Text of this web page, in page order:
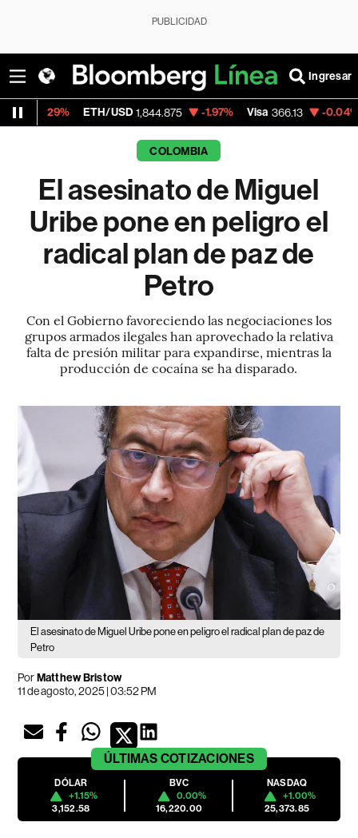
PUBLICIDAD
Ingresar
ETH/USD 1,844.875 -1.97% Visa 366.13 -0.04%
COLOMBIA
El asesinato de Miguel
Uribe pone en peligro el
radical plan de paz de
Petro
Con el Gobierno favoreciendo las negociaciones los
grupos armados ilegales han aprovechado la relativa
falta de presión militar para expandirse, mientras la
producción de cocaína se ha disparado.
El asesinato de Miguel Uribe pone en peligro el radical plan de paz de
Petro
PorMatthew Bristow
11 de agosto, 2025 | 03:52 PM
ÚLTIMAS COTIZACIONES
DÓLAR
+1.15%
3,152.58
BVC
0.00%
16,220.00
NASDAQ
+1.00%
25,373.85